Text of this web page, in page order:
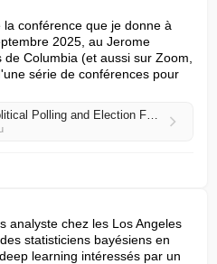
conférence que je donne à
2025, au Jerome
Columbia (et aussi sur Zoom,
série de conférences pour
A Selective History of Political Polling and Election Forecasting
analyste chez les Los Angeles
statisticiens bayésiens en
learning intéressés par un